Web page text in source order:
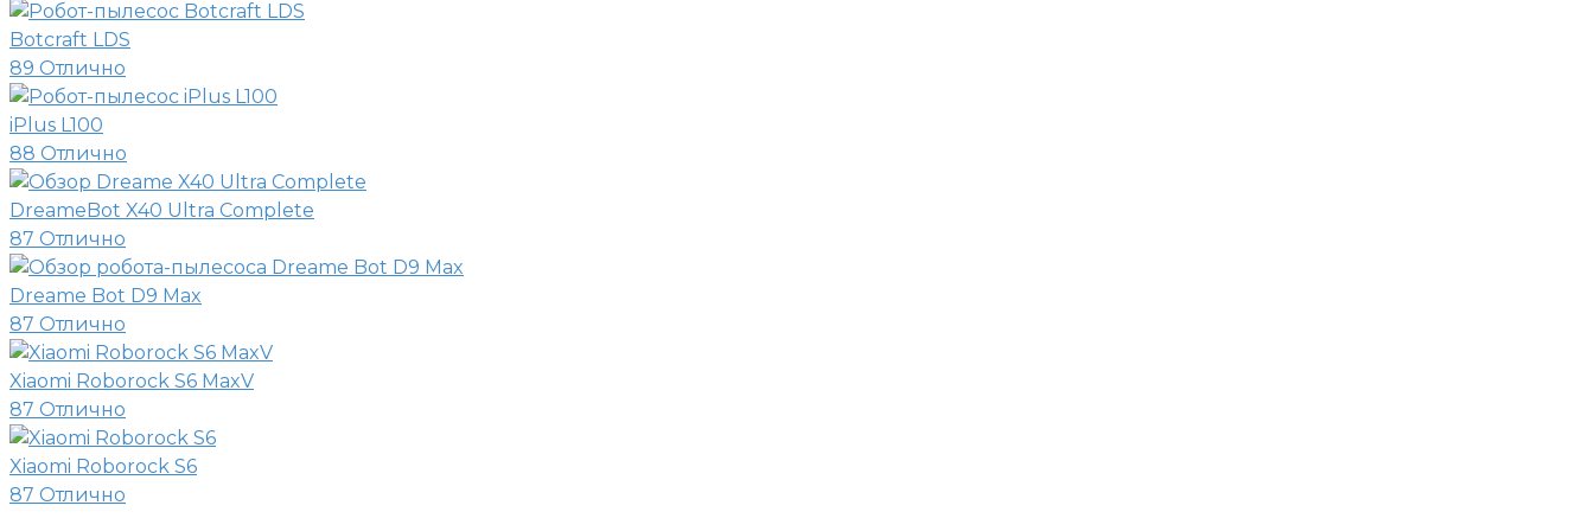
Botcraft LDS
89 Отлично
iPlus L100
88 Отлично
DreameBot X40 Ultra Complete
87 Отлично
Dreame Bot D9 Max
87 Отлично
Xiaomi Roborock S6 MaxV
87 Отлично
Xiaomi Roborock S6
87 Отлично